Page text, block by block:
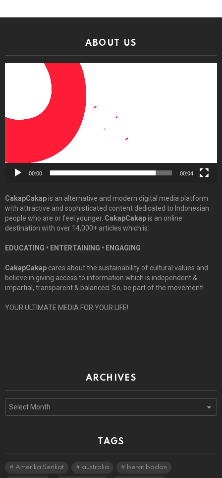
ABOUT US
00:00 00:04
CakapCakapis an alternative and modern digital media platform
with attractive and sophisticated content dedicated to Indonesian
people who are or feel younger. CakapCakapis an online
destination with over 14,000+ articles which is:
EDUCATING • ENTERTAINING • ENGAGING
CakapCakap cares about the sustainability of cultural values and
believe in giving access to information which is independent &
impartial, transparent & balanced. So, be part of the movement!
YOUR ULTIMATE MEDIA FOR YOUR LIFE!
ARCHIVES
Archives
TAGS
Amerika Serikat australia berat badan